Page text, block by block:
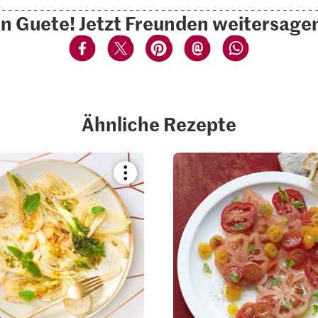
Guete! Jetzt Freunden
Ähnliche Rezepte
Bookmark
recipe
add
it
to
your
collections.